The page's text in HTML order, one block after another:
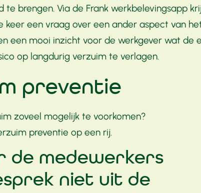
brengen. Via de Frank werkbelevingsapp
een vraag over een ander aspect van
een mooi inzicht voor de werkgever wat de
op langdurig verzuim te verlagen.
preventie
zoveel mogelijk te voorkomen?
preventie op een rij.
de medewerkers
niet uit de